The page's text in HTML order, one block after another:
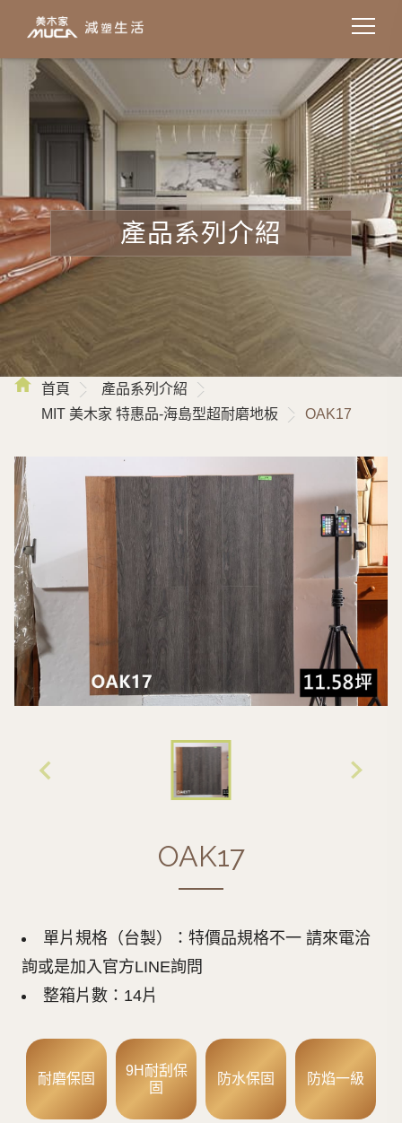
產品系列介紹
首頁
產品系列介紹
MIT 美木家 特惠品-海島型超耐磨地板
OAK17
OAK17
單片規格（台製）：特價品規格不一 請來電洽
詢或是加入官方LINE詢問
整箱片數：14片
耐磨保固
9H耐刮保
固
防水保固 防焰一級